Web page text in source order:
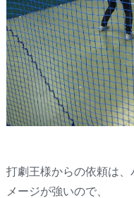
打劇王様からの依頼は
メージが強いので、